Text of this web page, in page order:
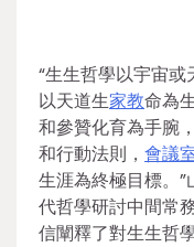
“生生哲學以宇宙或
以天道生家教命為
和參贊化育為手腕
和行動法則， 會議
生涯為終極目標。
代哲學研討中間常
信闡釋了對生生哲